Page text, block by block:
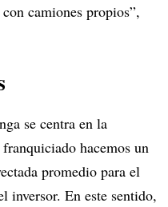
camiones propios”,
se centra en la
hacemos un
promedio para el
inversor. En este sentido,